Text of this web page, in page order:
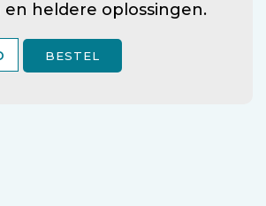
en heldere oplossingen.
BESTEL